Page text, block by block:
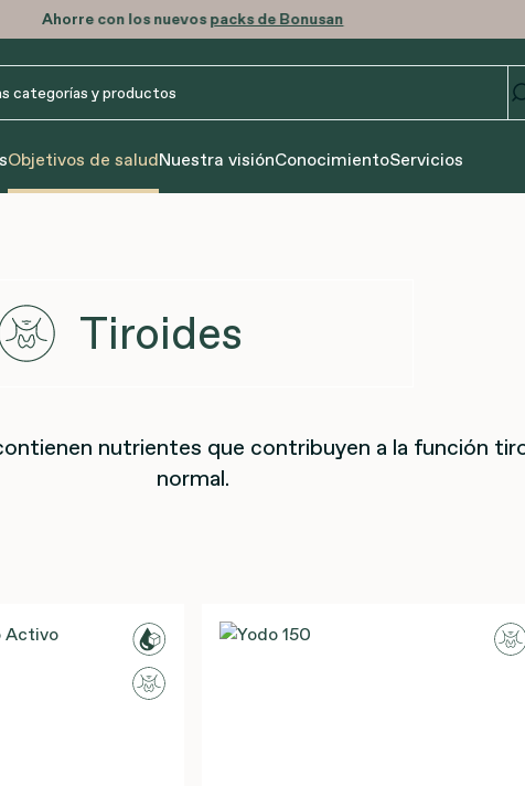
Días laborables: pedido antes 15h, envío hoy
Objetivos de saludNuestra visiónConocimientoServicios
Tiroides
nutrientes que contribuyen a la función
normal.